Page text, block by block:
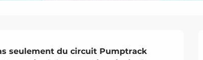
seulement du circuit Pumptrack